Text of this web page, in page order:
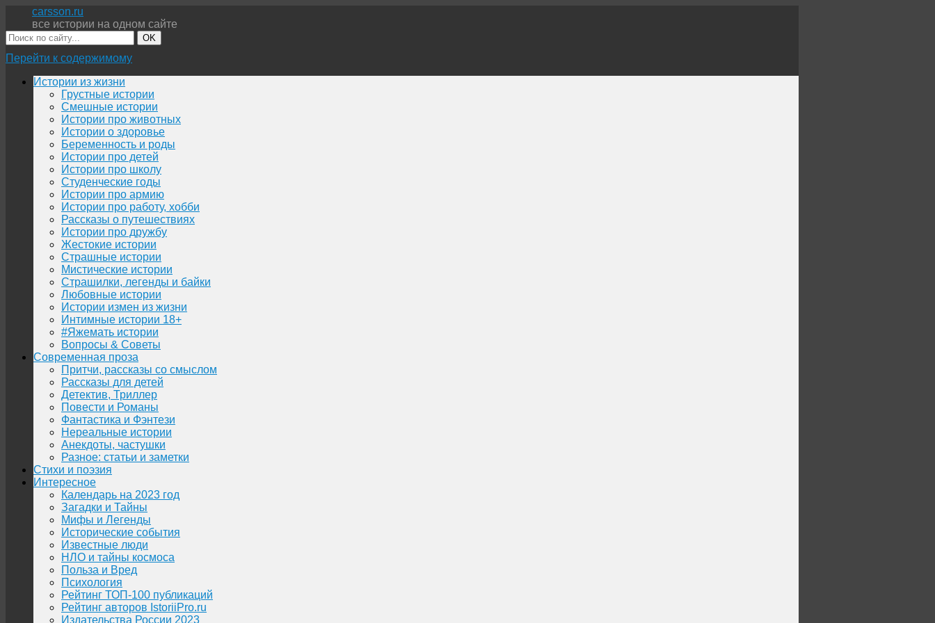
carsson.ru
все истории на одном сайте
OK
Перейти к содержимому
Истории из жизни
Грустные истории
Смешные истории
Истории про животных
Истории о здоровье
Беременность и роды
Истории про детей
Истории про школу
Студенческие годы
Истории про армию
Истории про работу, хобби
Рассказы о путешествиях
Истории про дружбу
Жестокие истории
Страшные истории
Мистические истории
Страшилки, легенды и байки
Любовные истории
Истории измен из жизни
Интимные истории 18+
#Яжемать истории
Вопросы & Советы
Современная проза
Притчи, рассказы со смыслом
Рассказы для детей
Детектив, Триллер
Повести и Романы
Фантастика и Фэнтези
Нереальные истории
Анекдоты, частушки
Разное: статьи и заметки
Стихи и поэзия
Интересное
Календарь на 2023 год
Загадки и Тайны
Мифы и Легенды
Исторические события
Известные люди
НЛО и тайны космоса
Польза и Вред
Психология
Рейтинг ТОП-100 публикаций
Рейтинг авторов IstoriiPro.ru
Издательства России 2023